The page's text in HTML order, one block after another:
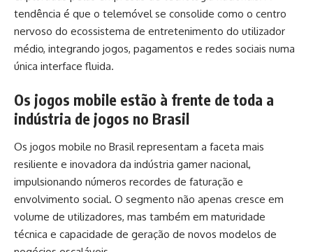
tendência é que o telemóvel se consolide como o centro
nervoso do ecossistema de entretenimento do utilizador
médio, integrando jogos, pagamentos e redes sociais numa
única interface fluida.
Os jogos mobile estão à frente de toda a
indústria de jogos no Brasil
Os jogos mobile no Brasil representam a faceta mais
resiliente e inovadora da indústria gamer nacional,
impulsionando números recordes de faturação e
envolvimento social. O segmento não apenas cresce em
volume de utilizadores, mas também em maturidade
técnica e capacidade de geração de novos modelos de